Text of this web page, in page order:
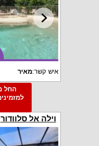
איש קשר:מאיר
וילה אל סלוודור